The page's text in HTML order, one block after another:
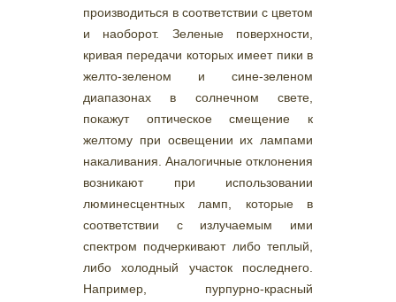
производиться в соответствии с цветом
и наоборот. Зеленые поверхности,
кривая передачи которых имеет пики в
желто-зеленом и сине-зеленом
диапазонах в солнечном свете,
покажут оптическое смещение к
желтому при освещении их лампами
накаливания. Аналогичные отклонения
возникают при использовании
люминесцентных ламп, которые в
соответствии с излучаемым ими
спектром подчеркивают либо теплый,
либо холодный участок последнего.
Например, пурпурно-красный